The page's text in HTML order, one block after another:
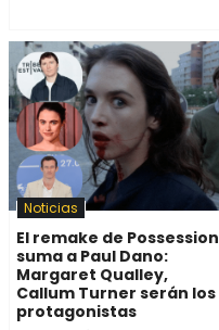
Noticias
El remake de Possession
suma a Paul Dano:
Margaret Qualley,
Callum Turner serán los
protagonistas